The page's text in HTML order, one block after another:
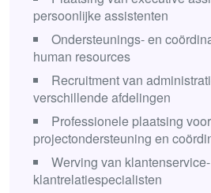
persoonlijke assistenten
Ondersteunings- en
human resources
Recruitment van
verschillende afdelingen
Professionele plaatsing voor
projectondersteuning en
Werving van
klantrelatiespecialisten